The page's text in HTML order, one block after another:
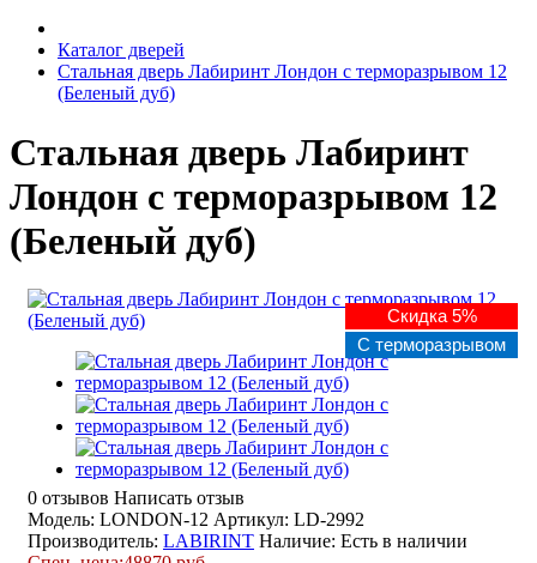
Каталог дверей
Стальная дверь Лабиринт Лондон с терморазрывом 12
(Беленый дуб)
Стальная дверь Лабиринт
Лондон с терморазрывом 12
(Беленый дуб)
Скидка 5%
С терморазрывом
0 отзывов Написать отзыв
Модель: LONDON-12 Артикул: LD-2992
Производитель: LABIRINT Наличие: Есть в наличии